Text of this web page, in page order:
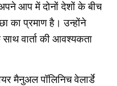
आप में दोनों देशों के बीच
का प्रमाण है। उन्होंने
वार्ता की आवश्यकता
मैनुअल पॉलिनिच वेलार्डे